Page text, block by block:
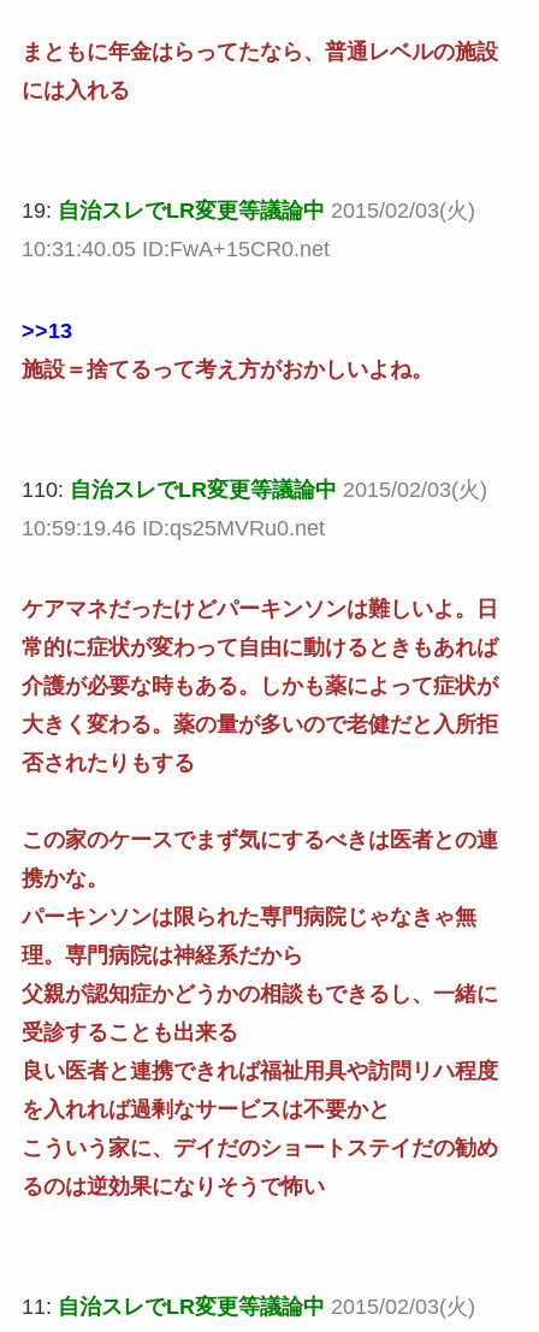
まともに年金はらってたなら、普通レベルの施設
には入れる
19: 自治スレでLR変更等議論中 2015/02/03(火)
10:31:40.05 ID:FwA+15CR0.net
>>13
施設＝捨てるって考え方がおかしいよね。
110: 自治スレでLR変更等議論中 2015/02/03(火)
10:59:19.46 ID:qs25MVRu0.net
ケアマネだったけどパーキンソンは難しいよ。日
常的に症状が変わって自由に動けるときもあれば
介護が必要な時もある。しかも薬によって症状が
大きく変わる。薬の量が多いので老健だと入所拒
否されたりもする
この家のケースでまず気にするべきは医者との連
携かな。
パーキンソンは限られた専門病院じゃなきゃ無
理。専門病院は神経系だから
父親が認知症かどうかの相談もできるし、一緒に
受診することも出来る
良い医者と連携できれば福祉用具や訪問リハ程度
を入れれば過剰なサービスは不要かと
こういう家に、デイだのショートステイだの勧め
るのは逆効果になりそうで怖い
11: 自治スレでLR変更等議論中 2015/02/03(火)